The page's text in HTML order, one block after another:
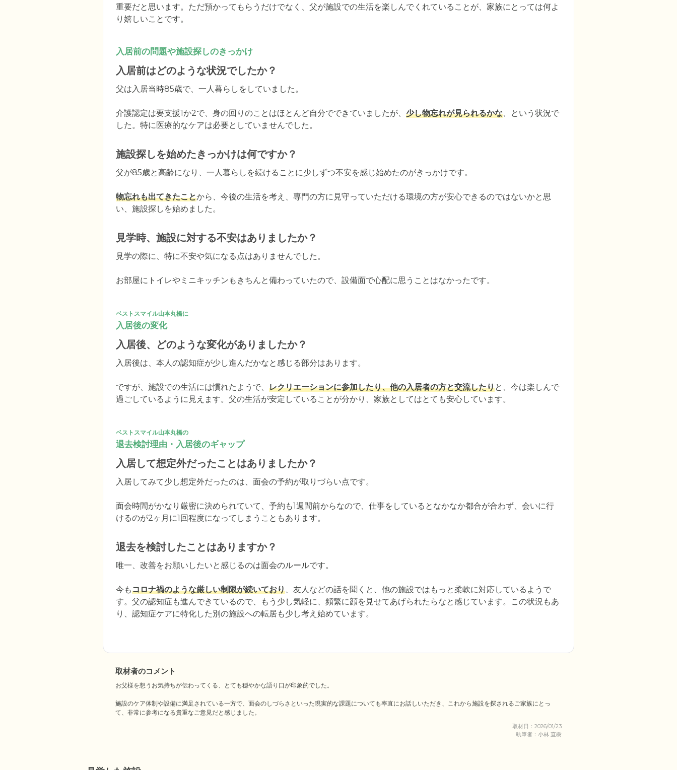
重要だと思います。ただ預かってもらうだけでなく、父が施設での生活を楽しんでくれていることが、家族にとっては何よ
り嬉しいことです。
入居前の問題や施設探しのきっかけ
入居前はどのような状況でしたか？
父は入居当時85歳で、一人暮らしをしていました。
介護認定は要支援1か2で、身の回りのことはほとんど自分でできていましたが、 少し物忘れが見られるかな、という状況で
した。特に医療的なケアは必要としていませんでした。
施設探しを始めたきっかけは何ですか？
父が85歳と高齢になり、一人暮らしを続けることに少しずつ不安を感じ始めたのがきっかけです。
物忘れも出てきたことから、今後の生活を考え、専門の方に見守っていただける環境の方が安心できるのではないかと思
い、施設探しを始めました。
見学時、施設に対する不安はありましたか？
見学の際に、特に不安や気になる点はありませんでした。
お部屋にトイレやミニキッチンもきちんと備わっていたので、設備面で心配に思うことはなかったです。
ベストスマイル山本丸橋に
入居後の変化
入居後、どのような変化がありましたか？
入居後は、本人の認知症が少し進んだかなと感じる部分はあります。
ですが、施設での生活には慣れたようで、 レクリエーションに参加したり、他の入居者の方と交流したりと、今は楽しんで
過ごしているように見えます。父の生活が安定していることが分かり、家族としてはとても安心しています。
ベストスマイル山本丸橋の
退去検討理由・入居後のギャップ
入居して想定外だったことはありましたか？
入居してみて少し想定外だったのは、面会の予約が取りづらい点です。
面会時間がかなり厳密に決められていて、予約も1週間前からなので、仕事をしているとなかなか都合が合わず、会いに行
けるのが2ヶ月に1回程度になってしまうこともあります。
退去を検討したことはありますか？
唯一、改善をお願いしたいと感じるのは面会のルールです。
今もコロナ禍のような厳しい制限が続いており、友人などの話を聞くと、他の施設ではもっと柔軟に対応しているようで
す。父の認知症も進んできているので、もう少し気軽に、頻繁に顔を見せてあげられたらなと感じています。この状況もあ
り、認知症ケアに特化した別の施設への転居も少し考え始めています。
取材者のコメント
お父様を想うお気持ちが伝わってくる、とても穏やかな語り口が印象的でした。
施設のケア体制や設備に満足されている一方で、面会のしづらさといった現実的な課題についても率直にお話しいただき、これから施設を探されるご家族にとっ
て、非常に参考になる貴重なご意見だと感じました。
取材日：2026/01/23
執筆者：小林 直樹